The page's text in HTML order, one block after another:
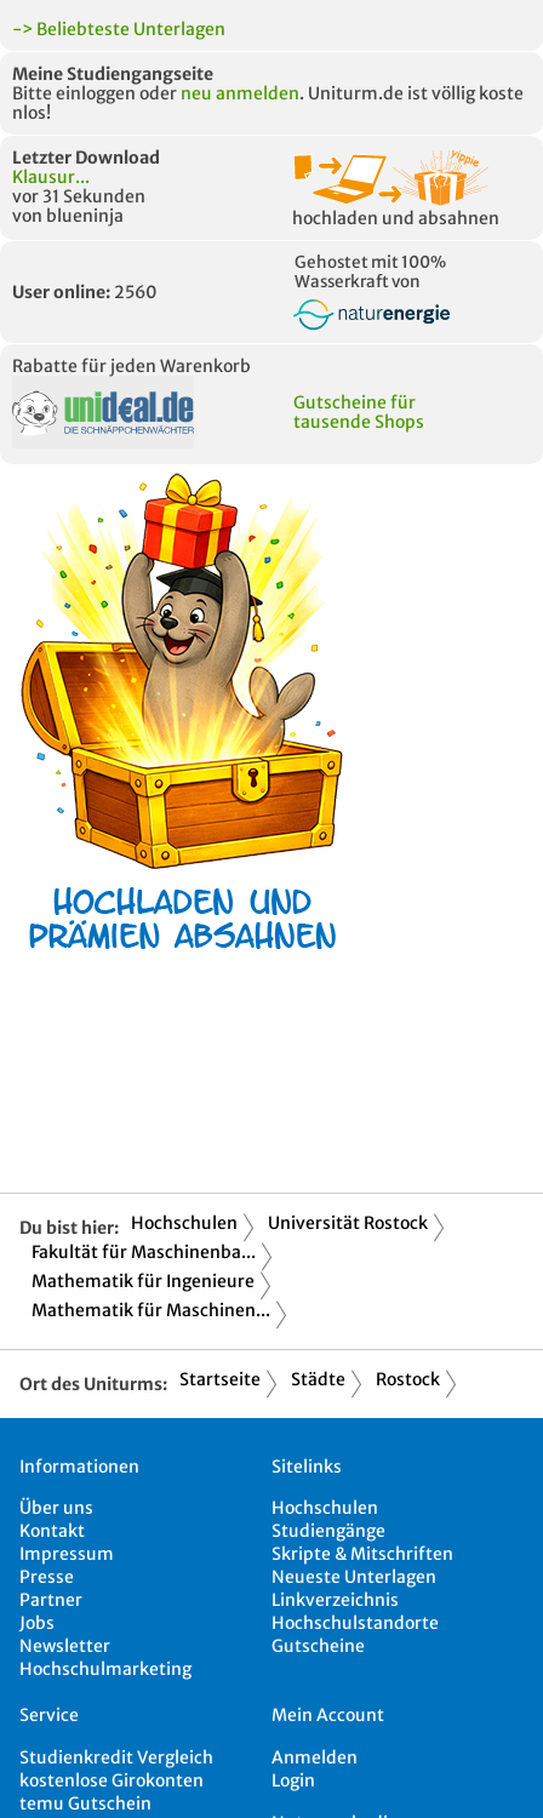
-> Beliebteste Unterlagen
Meine Studiengangseite
Bitte einloggen oder neu anmelden. Uniturm.de ist völlig koste
nlos!
Letzter Download
Klausur...
vor 31 Sekunden
von blueninja
hochladen und absahnen
User online: 2560
Gehostet mit 100%
Wasserkraft von
Rabatte für jeden Warenkorb
Gutscheine für
tausende Shops
Du bist hier: Hochschulen
Universität Rostock
Fakultät für Maschinenba...
Mathematik für Ingenieure
Mathematik für Maschinen...
Ort des Uniturms: Startseite Städte Rostock
Informationen
Über uns
Kontakt
Impressum
Presse
Partner
Jobs
Newsletter
Hochschulmarketing
Sitelinks
Hochschulen
Studiengänge
Skripte & Mitschriften
Neueste Unterlagen
Linkverzeichnis
Hochschulstandorte
Gutscheine
Service
Studienkredit Vergleich
kostenlose Girokonten
temu Gutschein
Mein Account
Anmelden
Login